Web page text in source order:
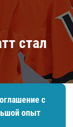
стал
с
опыт